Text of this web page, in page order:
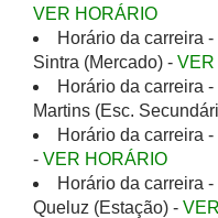
VER HORÁRIO
Horário da carreira
Sintra (Mercado) - VER
Horário da carreira
Martins (Esc.
Horário da carreira
- VER HORÁRIO
Horário da carreira
Queluz (Estação) -